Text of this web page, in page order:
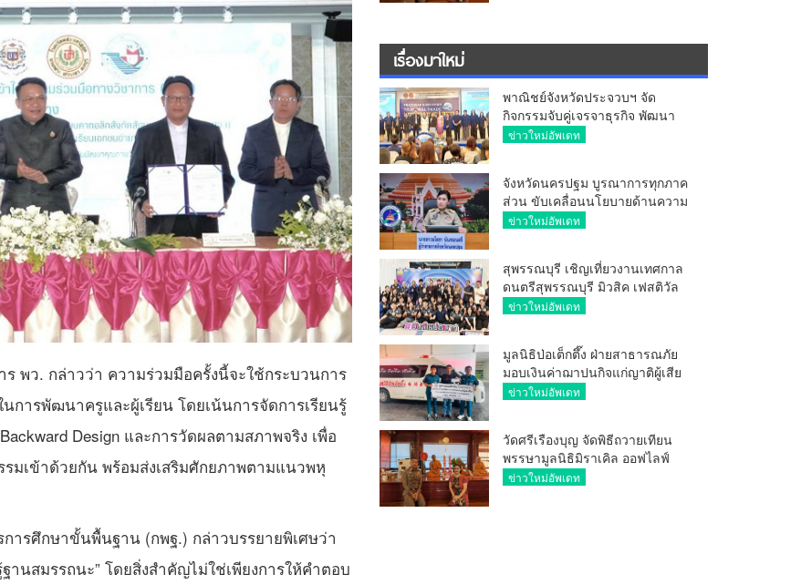
พว. กล่าวว่า ความร่วมมือครั้งนี้จะใช้กระบวนการ
การพัฒนาครูและผู้เรียน โดยเน้นการจัดการเรียนรู้
Design และการวัดผลตามสภาพจริง เพื่อ
มเข้าด้วยกัน พร้อมส่งเสริมศักยภาพตามแนวพหุ
ารศึกษาขั้นพื้นฐาน (กพฐ.) กล่าวบรรยายพิเศษว่า
านสมรรถนะ” โดยสิ่งสำคัญไม่ใช่เพียงการให้คำตอบ
เรื่องมาใหม่
พาณิชย์จังหวัดประจวบฯ จัด
กิจกรรมจับคู่เจรจาธุรกิจ พัฒนา
ศักยภาพ ผู้ประกอบการ ขยายช่อง
ข่าวใหม่อัพเดท
จังหวัดนครปฐม บูรณาการทุกภาค
ส่วน ขับเคลื่อนนโยบายด้านความ
มั่นคง ยกระดับการป้องกัน
ข่าวใหม่อัพเดท
สุพรรณบุรี เชิญเที่ยวงานเทศกาล
ดนตรีสุพรรณบุรี มิวสิค เฟสติวัล
มันส์ เหน่อมาก
ข่าวใหม่อัพเดท
มูลนิธิป่อเต็กตึ๊ง ฝ่ายสาธารณภัย
มอบเงินค่าฌาปนกิจแก่ญาติผู้เสีย
ชีวิต จากเหตุเพลิงไหม้ โรงเบียร์ ณ
ข่าวใหม่อัพเดท
วัดศรีเรืองบุญ จัดพิธีถวายเทียน
พรรษามูลนิธิมิราเคิล ออฟไลฟ์
ประจำปี 2569 พล.ต.ต.ศิริวัฒน์
ข่าวใหม่อัพเดท